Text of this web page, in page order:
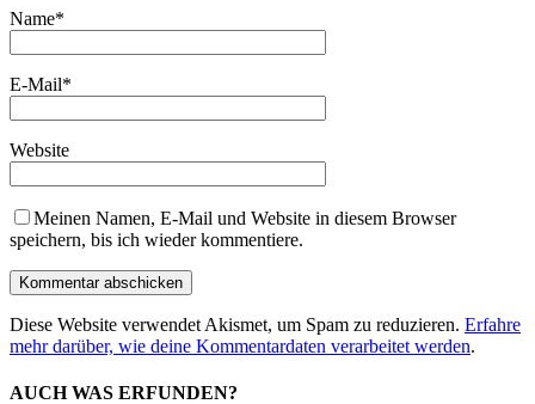
Name*
E-Mail*
Website
Meinen Namen, E-Mail und Website in diesem Browser
speichern, bis ich wieder kommentiere.
Diese Website verwendet Akismet, um Spam zu reduzieren. Erfahre
mehr darüber, wie deine Kommentardaten verarbeitet werden.
AUCH WAS ERFUNDEN?